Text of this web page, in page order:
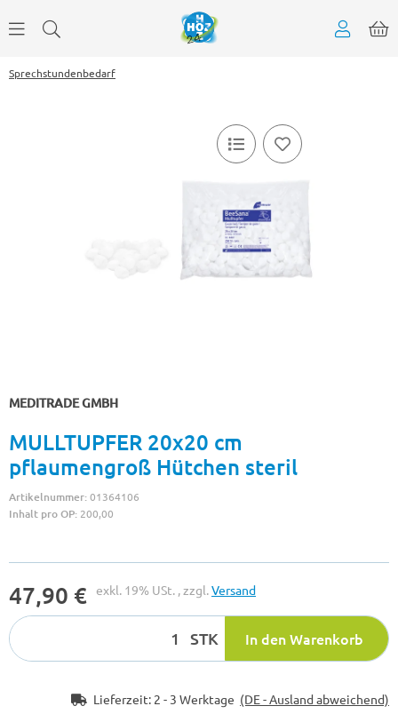
Sprechstundenbedarf
MEDITRADE GMBH
MULLTUPFER 20x20 cm
pflaumengroß Hütchen steril
Artikelnummer:01364106
Inhalt pro OP: 200,00
47,90 € exkl. 19% USt. , zzgl.Versand
STK In den Warenkorb
Lieferzeit: 2 - 3 Werktage (DE - Ausland abweichend)